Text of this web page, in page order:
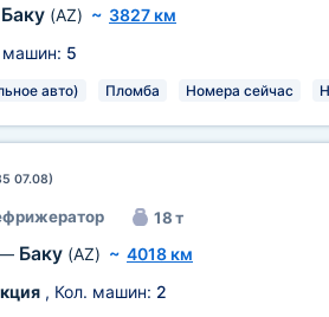
Баку (AZ) ~ 3827 км
машин: 5
авто) Пломба Номера сейчас
07.08)
18 т
Баку (AZ) ~ 4018 км
, Кол. машин: 2